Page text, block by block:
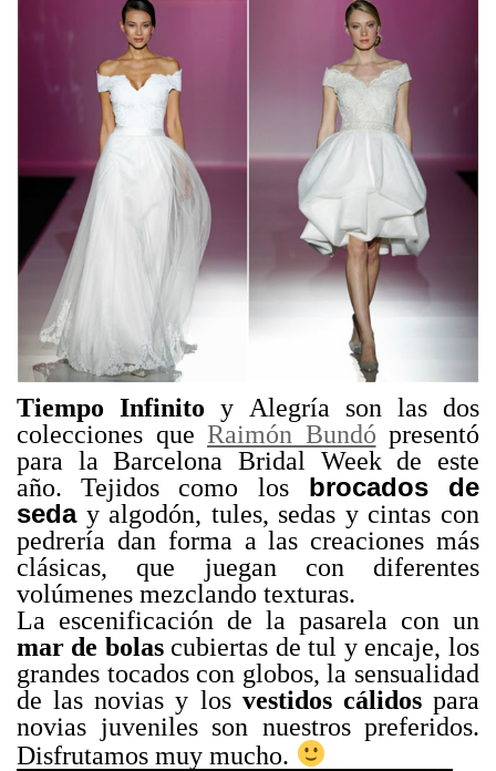
Tiempo Infinitoy Alegría son las dos
colecciones que Raimón Bundó presentó
para la Barcelona Bridal Week de este
año. Tejidos como losbrocados de
seday algodón, tules, sedas y cintas con
pedrería dan forma a las creaciones más
clásicas, que juegan con diferentes
volúmenes mezclando texturas.
La escenificación de la pasarela con un
mar de bolascubiertas de tul y encaje, los
grandes tocados con globos, la sensualidad
de las novias y losvestidos cálidospara
novias juveniles son nuestros preferidos.
Disfrutamos muy mucho.